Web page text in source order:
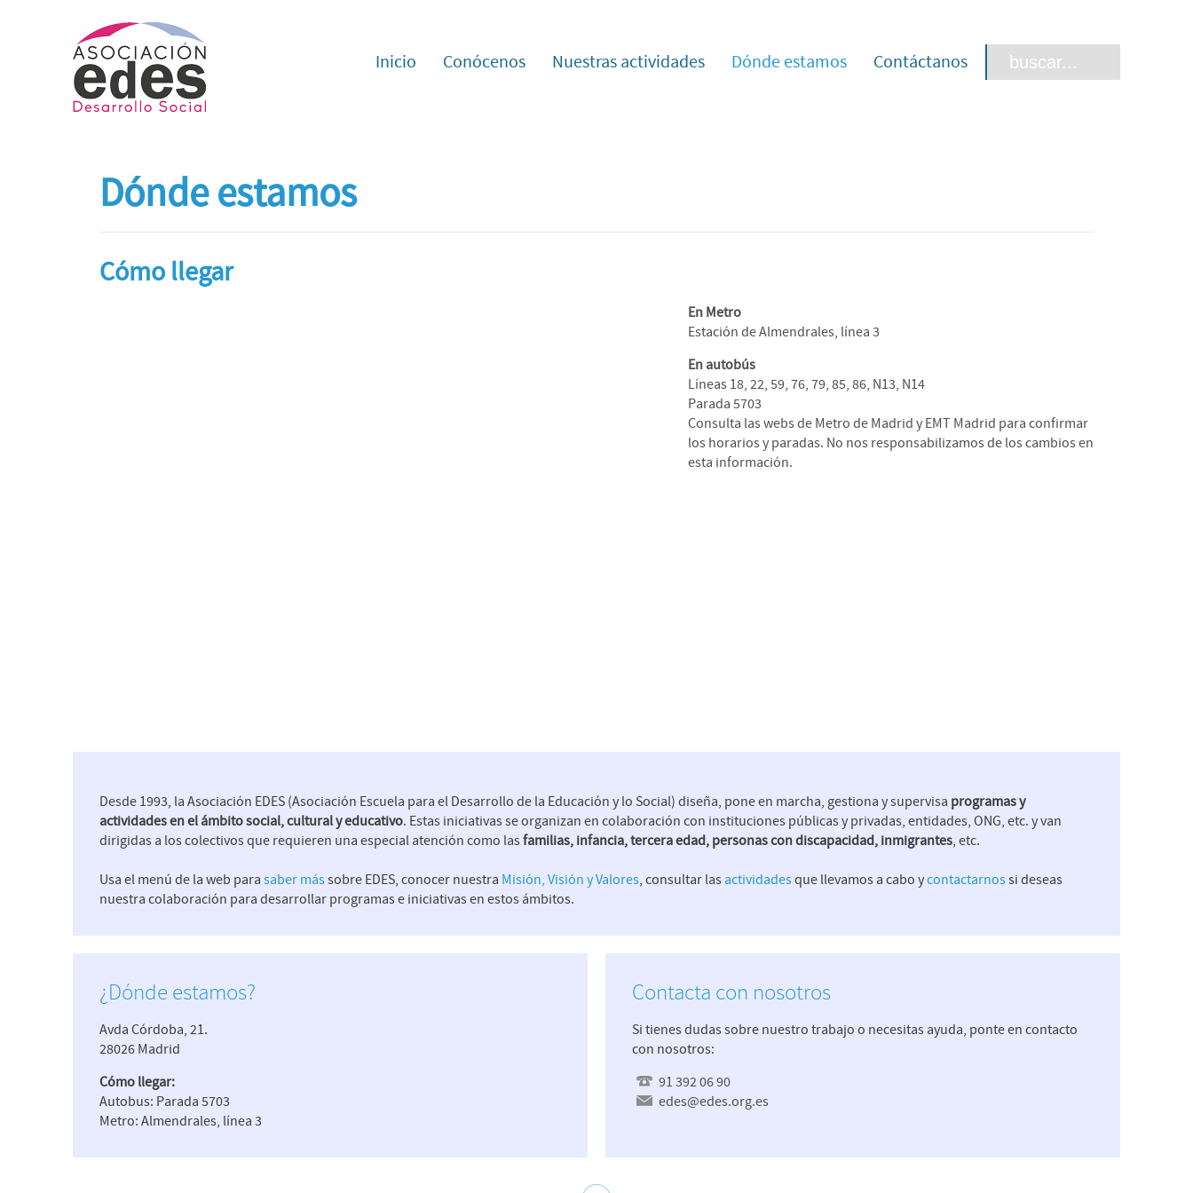
Inicio Conócenos Nuestras actividades Dónde estamos Contáctanos
Dónde estamos
Cómo llegar
En Metro
Estación de Almendrales, línea 3
En autobús
Líneas 18, 22, 59, 76, 79, 85, 86, N13, N14
Parada 5703
Consulta las webs de Metro de Madrid y EMT Madrid para confirmar
los horarios y paradas. No nos responsabilizamos de los cambios en
esta información.
Desde 1993, la Asociación EDES (Asociación Escuela para el Desarrollo de la Educación y lo Social) diseña, pone en marcha, gestiona y supervisa programas y
actividades en el ámbito social, cultural y educativo. Estas iniciativas se organizan en colaboración con instituciones públicas y privadas, entidades, ONG, etc. y van
dirigidas a los colectivos que requieren una especial atención como lasfamilias, infancia, tercera edad, personas con discapacidad, inmigrantes, etc.
Usa el menú de la web para saber mássobre EDES, conocer nuestra Misión, Visión y Valores, consultar las actividadesque llevamos a cabo ycontactarnossi deseas
nuestra colaboración para desarrollar programas e iniciativas en estos ámbitos.
¿Dónde estamos?
Avda Córdoba, 21.
28026 Madrid
Cómo llegar:
Autobus: Parada 5703
Metro: Almendrales, línea 3
Contacta con nosotros
Si tienes dudas sobre nuestro trabajo o necesitas ayuda, ponte en contacto
con nosotros:
91 392 06 90
edes@edes.org.es